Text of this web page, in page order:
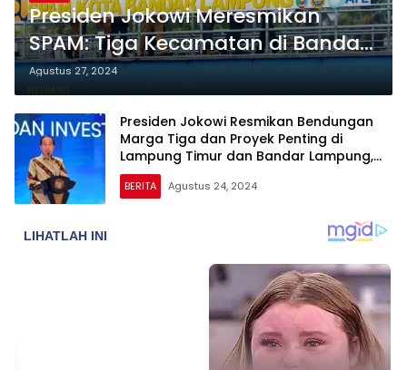
Presiden Jokowi Meresmikan
SPAM: Tiga Kecamatan di Bandar
Lampung Kini Nikmati Akses Air
Bersih
Agustus 27, 2024
Presiden Jokowi Resmikan Bendungan
Marga Tiga dan Proyek Penting di
Lampung Timur dan Bandar Lampung,
Meski Terjerat Kasus Korupsi
BERITA Agustus 24, 2024